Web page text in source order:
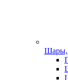
Шары,